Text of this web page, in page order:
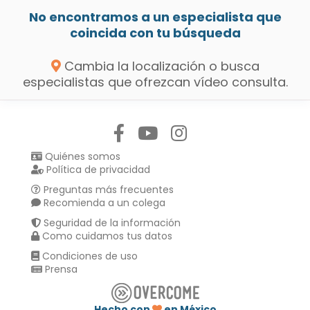
No encontramos a un especialista que
coincida con tu búsqueda
Cambia la localización o busca
especialistas que ofrezcan vídeo consulta.
Quiénes somos
Política de privacidad
Preguntas más frecuentes
Recomienda a un colega
Seguridad de la información
Como cuidamos tus datos
Condiciones de uso
Prensa